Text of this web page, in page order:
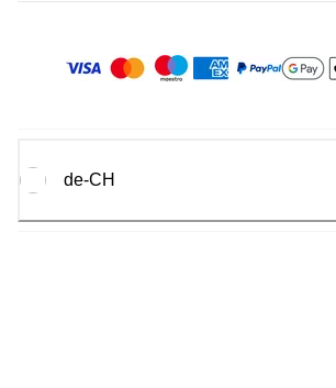
de-CH